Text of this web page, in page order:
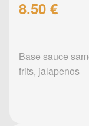
8.50 €
Base sauce
frits, jalapenos